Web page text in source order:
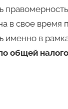
в свое
именно в
общей